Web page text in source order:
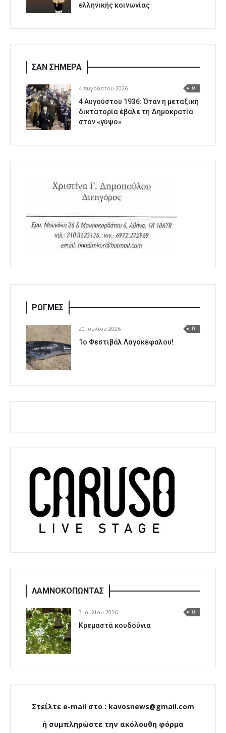
ελληνικής κοινωνίας
ΣΑΝ ΣΗΜΕΡΑ
4 Αυγούστου 2026 0
4 Αυγούστου 1936: Όταν η μεταξική
δικτατορία έβαλε τη Δημοκρατία
στον «γύψο»
ΡΩΓΜΕΣ
20 Ιουλίου 2026 0
1o Φεστιβάλ Λαγοκέφαλου!
ΛΑΜΝΟΚΟΠΩΝΤΑΣ
3 Ιουλίου 2026 0
Κρεμαστά κουδούνια
Στείλτε e-mail στο : kavosnews@gmail.com
ή συμπληρώστε την ακόλουθη φόρμα